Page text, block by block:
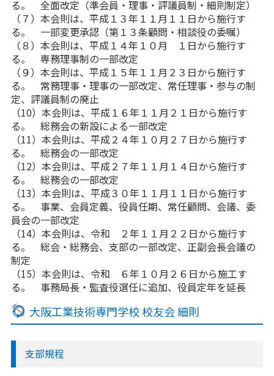
る。 全面改定（準会員・理事・評議員制・細則制定）
（７）本会則は、平成１３年１１月１１日から施行す
る。 一部変更承認（第１３条顧問・相談役の委嘱）
（８）本会則は、平成１４年１０月 １日から施行す
る。 専務理事制の一部改定
（９）本会則は、平成１５年１１月２３日から施行す
る。 常務理事・理事の一部改定、常任理事・参与の制
定、評議員制の廃止
（10）本会則は、平成１６年１１月２１日から施行す
る。 総務会の新設による一部改定
（11）本会則は、平成２４年１０月２７日から施行す
る。 総務会の一部改定
（12）本会則は、平成２７年１１月１４日から施行す
る。 総務会の一部改定
（13）本会則は、平成３０年１１月１１日から施行す
る。 事業、会員定義、役員任期、常任顧問、会議、委
員会の一部改定
（14）本会則は、令和 ２年１１月２２日から施行す
る。 総会・総務会、支部の一部改定、正副会長会議の
制定
（15）本会則は、令和 ６年１０月２６日から施工す
る。 事務局長・監査役選任に追加、役員定年を延長
大阪工業技術専門学校 校友会 細則
支部規程